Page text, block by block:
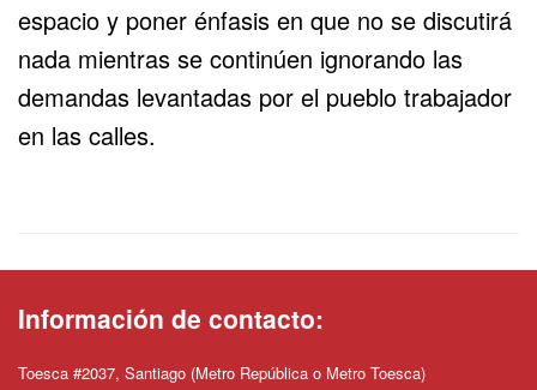
espacio y poner énfasis en que no se discutirá
nada mientras se continúen ignorando las
demandas levantadas por el pueblo trabajador
en las calles.
Información de contacto:
Toesca #2037, Santiago (Metro República o Metro Toesca)